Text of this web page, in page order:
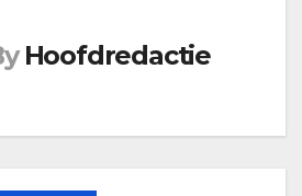
Hoofdredactie